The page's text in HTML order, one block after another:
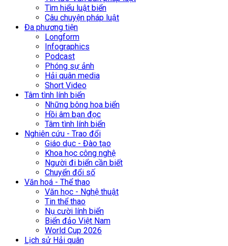
Tìm hiểu luật biển
Câu chuyện pháp luật
Đa phương tiện
Longform
Infographics
Podcast
Phóng sự ảnh
Hải quân media
Short Video
Tâm tình lính biển
Những bông hoa biển
Hồi âm bạn đọc
Tâm tình lính biển
Nghiên cứu - Trao đổi
Giáo dục - Đào tạo
Khoa học công nghệ
Người đi biển cần biết
Chuyển đổi số
Văn hoá - Thể thao
Văn học - Nghệ thuật
Tin thể thao
Nụ cười lính biển
Biển đảo Việt Nam
World Cup 2026
Lịch sử Hải quân